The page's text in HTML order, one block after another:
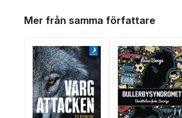
Mer från samma författare